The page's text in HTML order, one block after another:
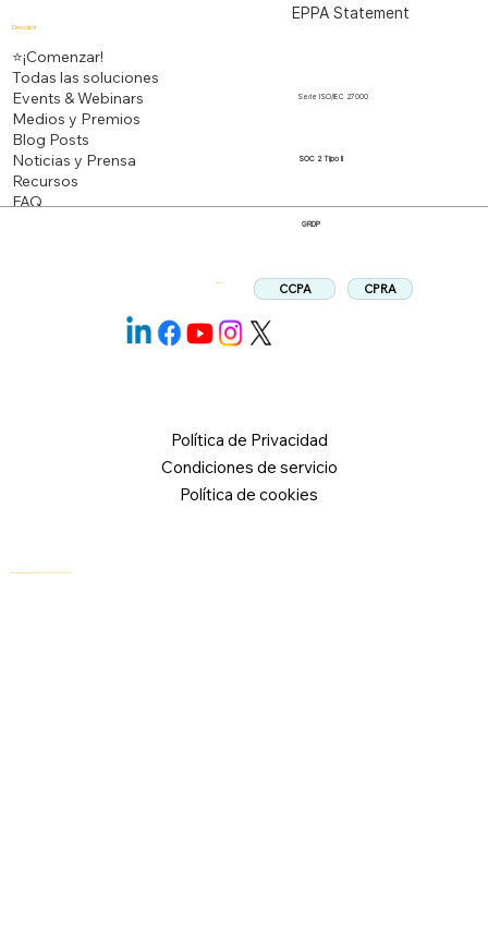
Descubrir
⭐¡Comenzar!
Todas las soluciones
Events & Webinars
Medios y Premios
Blog Posts
Noticias y Prensa
Recursos
FAQ
EPPA Statement
Serie ISO/IEC 27000
Política de Privacidad
Condiciones de servicio
Política de cookies
SOC 2 Tipo II
GRDP
CCPA CPRA